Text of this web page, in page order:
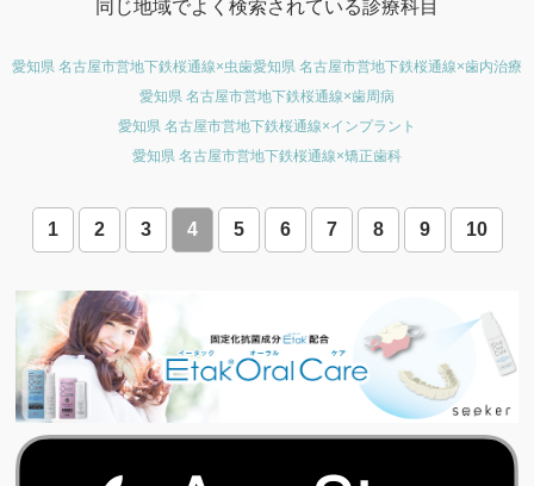
同じ地域でよく検索されている診療科目
愛知県 名古屋市営地下鉄桜通線×虫歯愛知県 名古屋市営地下鉄桜通線×歯内治療
愛知県 名古屋市営地下鉄桜通線×歯周病
愛知県 名古屋市営地下鉄桜通線×インプラント
愛知県 名古屋市営地下鉄桜通線×矯正歯科
1 2 3 4 5 6 7 8 9 10